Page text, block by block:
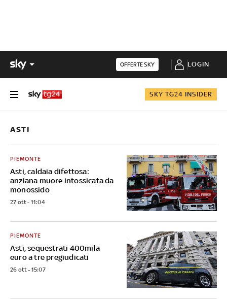
OFFERTE SKY LOGIN
SKY TG24 INSIDER
ASTI
Asti, caldaia difettosa:
anziana muore intossicata da
monossido
PIEMONTE
27 ott - 11:04
Asti, sequestrati 400mila
euro a tre pregiudicati
PIEMONTE
26 ott - 15:07